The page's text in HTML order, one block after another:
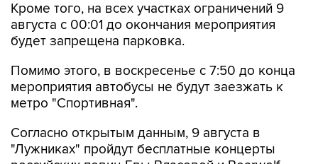
Кроме того, на всех участках ограничений 9
августа с 00:01 до окончания мероприятия
будет запрещена парковка.
Помимо этого, в воскресенье с 7:50 до конца
мероприятия автобусы не будут заезжать к
метро "Спортивная".
Согласно открытым данным, 9 августа в
"Лужниках" пройдут бесплатные концерты